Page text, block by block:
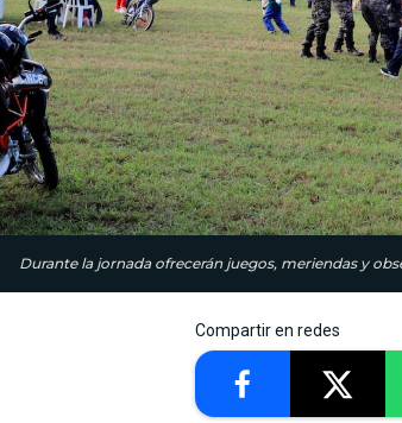
Durante la jornada ofrecerán juegos, meriendas y
Compartir en redes